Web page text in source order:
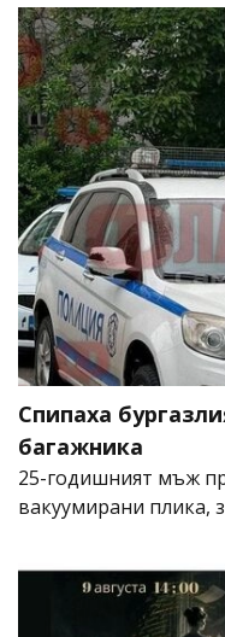
Спипаха
багажника
25-годишният мъж
вакуумирани плика,